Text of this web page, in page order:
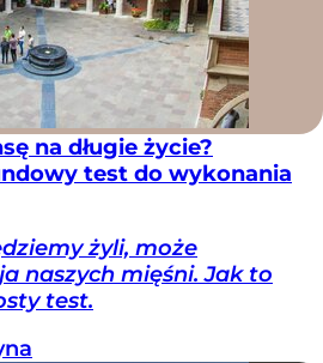
na długie życie?
test do wykonania
żyli, może
naszych mięśni. Jak to
test.